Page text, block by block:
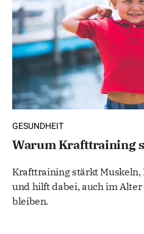
GESUNDHEIT
Warum Krafttraining
Krafttraining stärkt Muskeln,
und hilft dabei, auch im
bleiben.